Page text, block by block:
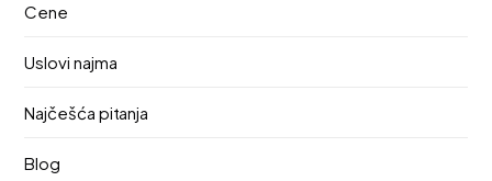
Cene
Uslovi najma
Najčešća pitanja
Blog
PDV, kasko osiguranje i neograničena kilometraža su
Automatik
Preuzimanje